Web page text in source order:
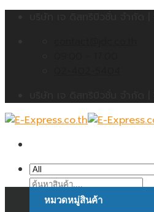
ค้นหา:
หมวดหมู่สินค้า